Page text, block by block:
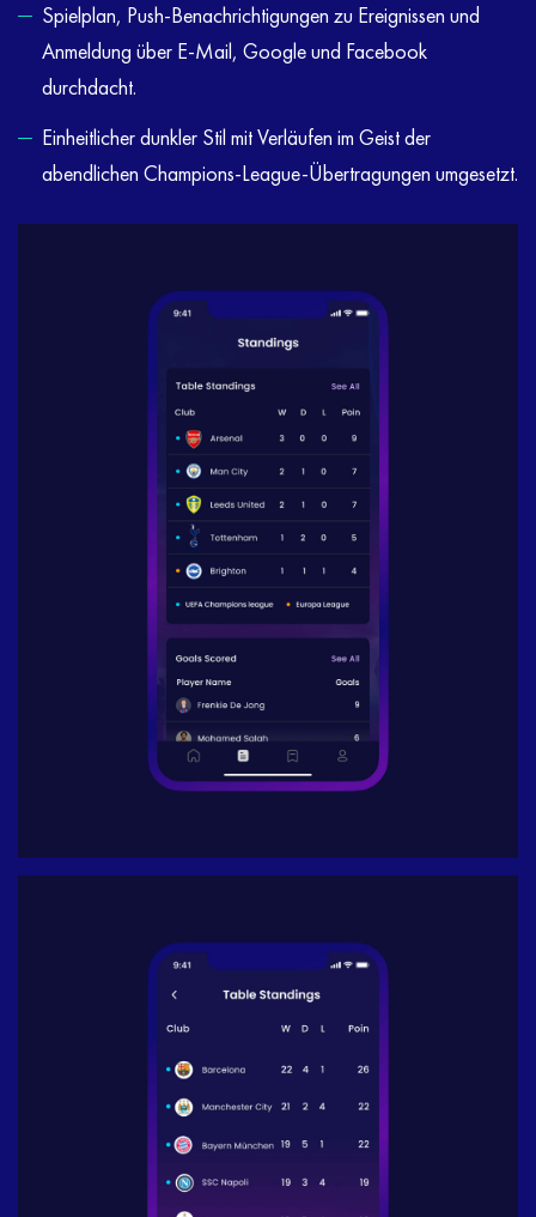
Spielplan, Push-Benachrichtigungen zu Ereignissen und
Anmeldung über E-Mail, Google und Facebook
durchdacht.
Einheitlicher dunkler Stil mit Verläufen im Geist der
abendlichen Champions-League-Übertragungen umgesetzt.